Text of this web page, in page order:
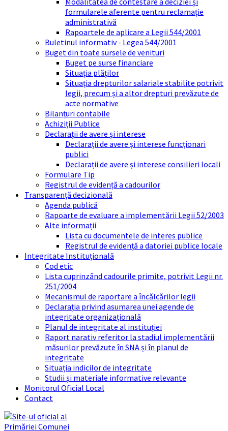
formularele aferente pentru reclamație
administrativă
Rapoartele de aplicare a Legii 544/2001
Buletinul informativ - Legea 544/2001
Buget din toate sursele de venituri
Buget pe surse financiare
Situația plăților
Situația drepturilor salariale stabilite potrivit
legii, precum și a altor drepturi prevăzute de
acte normative
Bilanțuri contabile
Achiziții Publice
Declarații de avere și interese
Declarații de avere și interese funcționari
publici
Declarații de avere și interese consilieri locali
Formulare Tip
Registrul de evidență a cadourilor
Transparență decizională
Agenda publică
Rapoarte de evaluare a implementării Legii 52/2003
Alte informații
Lista cu documentele de interes publice
Registrul de evidență a datoriei publice locale
Integritate Instituțională
Cod etic
Lista cuprinzând cadourile primite, potrivit Legii nr.
251/2004
Mecanismul de raportare a încălcărilor legii
Declarația privind asumarea unei agende de
integritate organizațională
Planul de integritate al instituției
Raport narativ referitor la stadiul implementării
măsurilor prevăzute în SNA și în planul de
integritate
Situația indicilor de integritate
Studii și materiale informative relevante
Monitorul Oficial Local
Contact